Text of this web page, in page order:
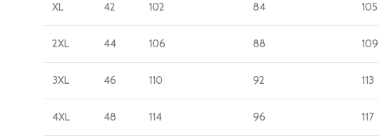
XL 42 102 84 105
2XL 44 106 88 109
3XL 46 110 92 113
4XL 48 114 96 117